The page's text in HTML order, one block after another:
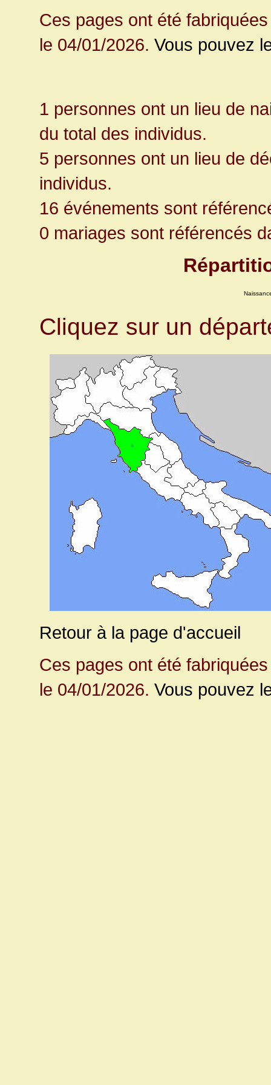
Ces pages ont été
le 04/01/2026. Vous pouvez
1 personnes ont un lieu de
du total des individus.
5 personnes ont un lieu de
individus.
16 événements sont
0 mariages sont référencés
Cliquez sur un
Retour à la page d'accueil
Ces pages ont été
le 04/01/2026. Vous pouvez